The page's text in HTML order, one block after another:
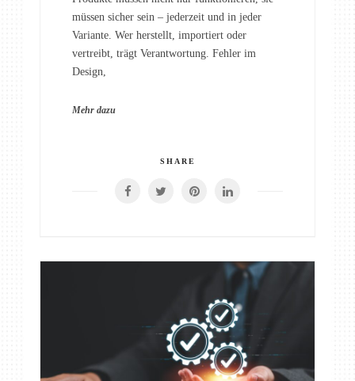
müssen sicher sein – jederzeit und in jeder
Variante. Wer herstellt, importiert oder
vertreibt, trägt Verantwortung. Fehler im
Design,
Mehr dazu
SHARE